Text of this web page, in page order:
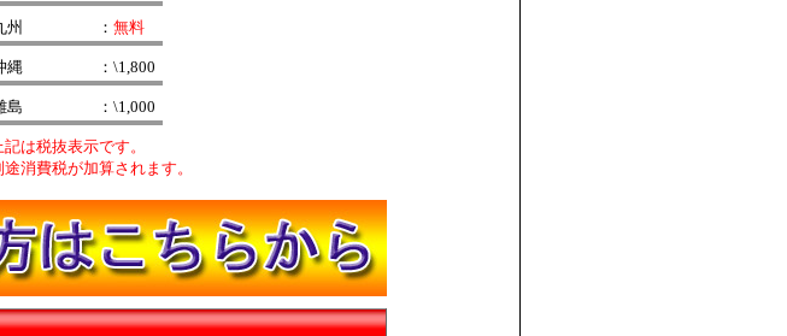
州 ： 無料
縄 ：\1,800
島 ：\1,000
は税抜表示です。
消費税が加算されます。